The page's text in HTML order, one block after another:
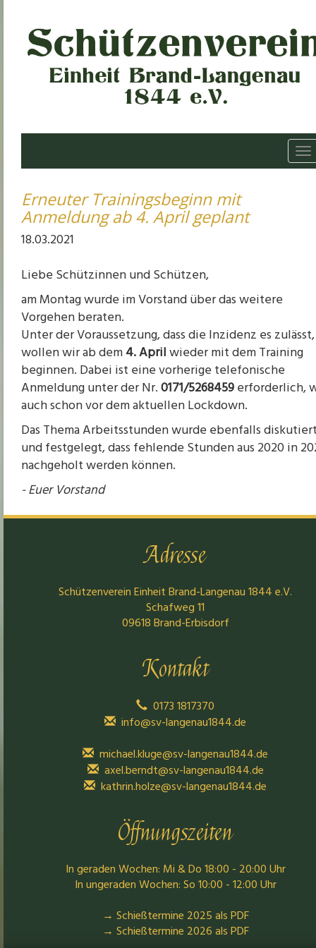
Erneuter Trainingsbeginn mit
Anmeldung ab 4. April geplant
18.03.2021
Liebe Schützinnen und Schützen,
am Montag wurde im Vorstand über das weitere
Vorgehen beraten.
Unter der Voraussetzung, dass die Inzidenz es zulässt,
wollen wir ab dem4. Aprilwieder mit dem Training
beginnen. Dabei ist eine vorherige telefonische
Anmeldung unter der Nr.0171/5268459erforderlich,
auch schon vor dem aktuellen Lockdown.
Das Thema Arbeitsstunden wurde ebenfalls
und festgelegt, dass fehlende Stunden aus 2020 in
nachgeholt werden können.
- Euer Vorstand
Adresse
Schützenverein Einheit Brand-Langenau 1844 e.V.
Schafweg 11
09618 Brand-Erbisdorf
Kontakt
0173 1817370
info@sv-langenau1844.de
michael.kluge@sv-langenau1844.de
axel.berndt@sv-langenau1844.de
kathrin.holze@sv-langenau1844.de
Öffnungszeiten
In geraden Wochen: Mi & Do 18:00 - 20:00 Uhr
In ungeraden Wochen: So 10:00 - 12:00 Uhr
→ Schießtermine 2025 als PDF
→ Schießtermine 2026 als PDF